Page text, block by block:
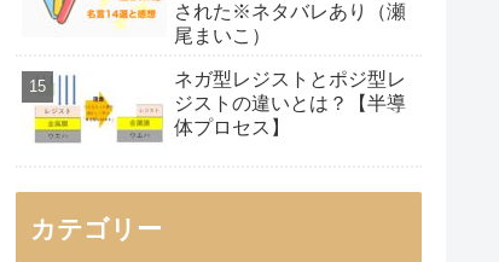
された※ネタバレあり（瀬
尾まいこ）
ネガ型レジストとポジ型レ
ジストの違いとは？【半導
体プロセス】
カテゴリー